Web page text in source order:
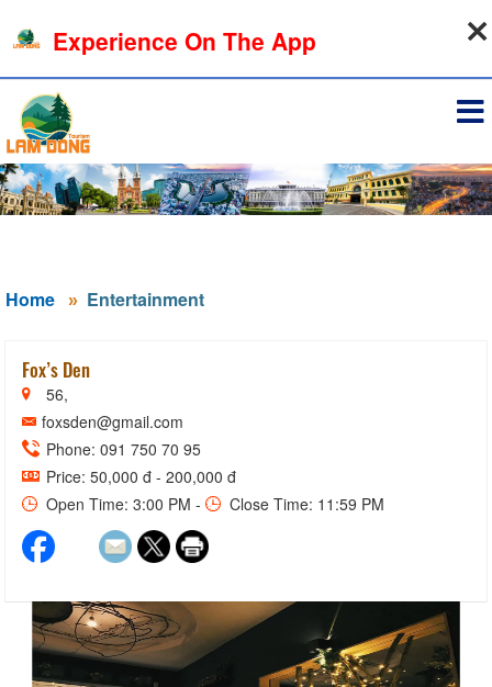
Home Entertainment
Fox’s Den
56,
foxsden@gmail.com
Phone: 091 750 70 95
Price: 50,000 đ - 200,000 đ
Open Time: 3:00 PM -
Close Time: 11:59 PM
Experience On The App